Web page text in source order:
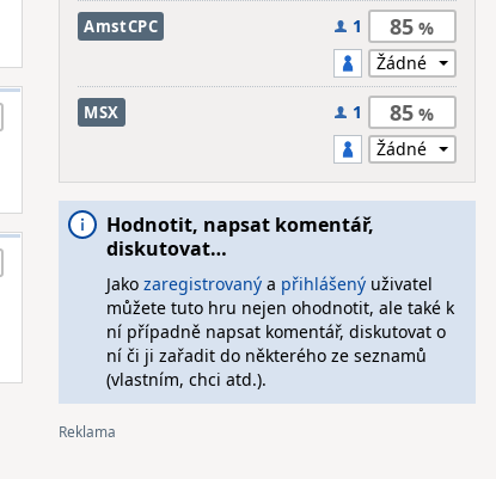
AmstCPC 1 85
MSX 1 85
Hodnotit, napsat komentář,
diskutovat…
Jako zaregistrovanýa přihlášenýuživatel
můžete tuto hru nejen ohodnotit, ale také k
ní případně napsat komentář, diskutovat o
ní či ji zařadit do některého ze seznamů
(vlastním, chci atd.).